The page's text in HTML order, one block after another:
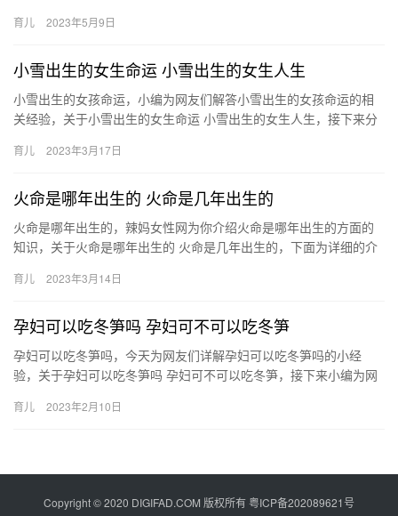
期…
育儿 2023年5月9日
小雪出生的女生命运 小雪出生的女生人生
小雪出生的女孩命运，小编为网友们解答小雪出生的女孩命运的相
关经验，关于小雪出生的女生命运 小雪出生的女生人生，接下来分
雪…
育儿 2023年3月17日
火命是哪年出生的 火命是几年出生的
火命是哪年出生的，辣妈女性网为你介绍火命是哪年出生的方面的
知识，关于火命是哪年出生的 火命是几年出生的，下面为详细的介
育儿 2023年3月14日
孕妇可以吃冬笋吗 孕妇可不可以吃冬笋
孕妇可以吃冬笋吗，今天为网友们详解孕妇可以吃冬笋吗的小经
验，关于孕妇可以吃冬笋吗 孕妇可不可以吃冬笋，接下来小编为网
可…
育儿 2023年2月10日
Copyright © 2020 DIGIFAD.COM 版权所有粤ICP备202089621号